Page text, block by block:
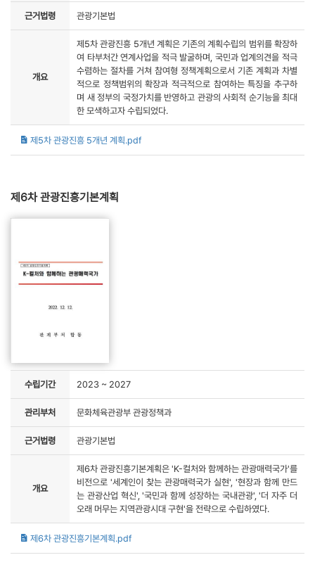
근거법령 관광기본법
개요
제5차 관광진흥 5개년 계획은 기존의 계획수립의 범위를 확장하
여 타부처간 연계사업을 적극 발굴하며, 국민과 업계의견을 적극
수렴하는 절차를 거쳐 참여형 정책계획으로서 기존 계획과 차별
적으로 정책범위의 확장과 적극적으로 참여하는 특징을 추구하
며 새 정부의 국정가치를 반영하고 관광의 사회적 순기능을 최대
한 모색하고자 수립되었다.
제5차 관광진흥 5개년 계획.pdf
제6차 관광진흥기본계획
수립기간 2023 ~ 2027
관리부처 문화체육관광부 관광정책과
근거법령 관광기본법
개요
제6차 관광진흥기본계획은 'K-컬처와 함께하는 관광매력국가'를
비전으로 '세계인이 찾는 관광매력국가 실현', '현장과 함께 만드
는 관광산업 혁신', '국민과 함께 성장하는 국내관광', '더 자주 더
오래 머무는 지역관광시대 구현'을 전략으로 수립하였다.
제6차 관광진흥기본계획.pdf